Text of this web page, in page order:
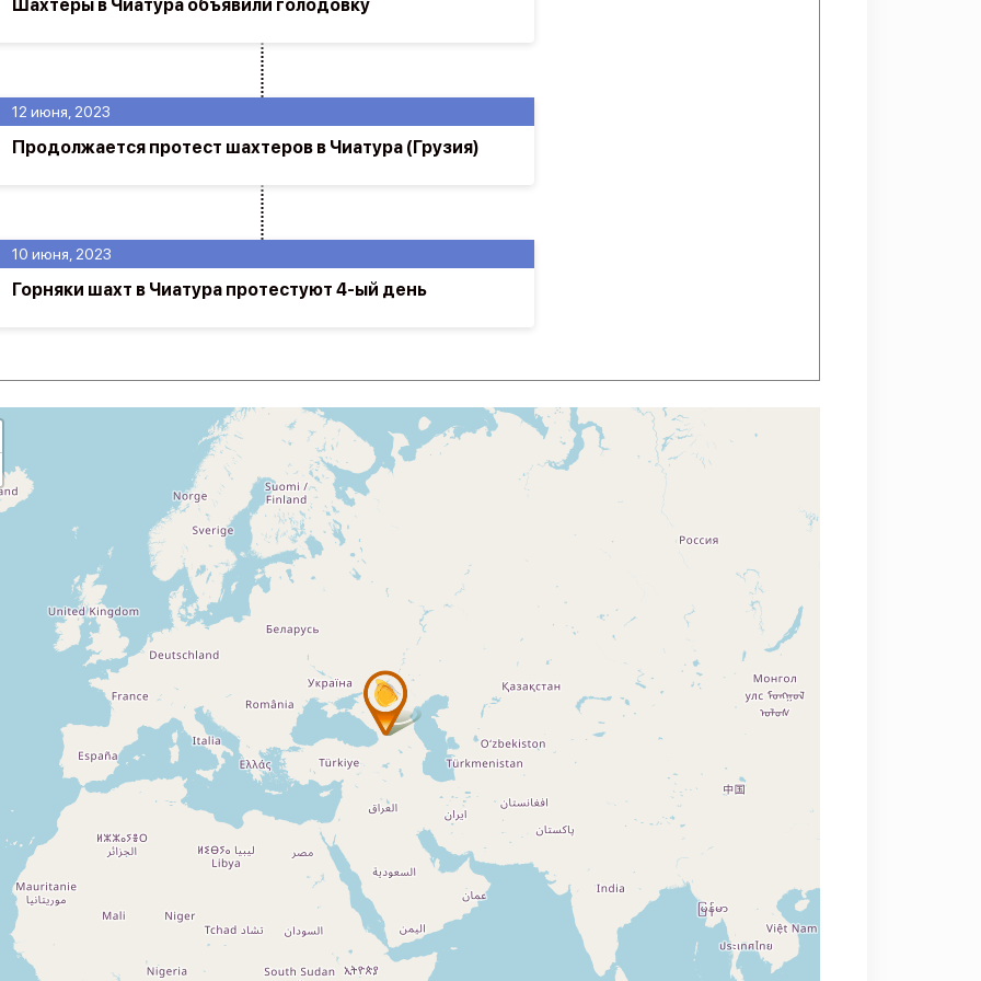
10 июня, 2023
Горняки шахт в Чиатура протестуют 4-ый день
12 июня, 2023
Продолжается протест шахтеров в Чиатура (Грузия)
Шахтеры в Чиатура объявили голодовку